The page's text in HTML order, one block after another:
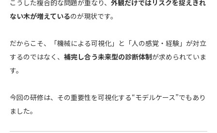
こうした複合的な問題が重なり、 外観だけではリスクを捉えきれ
ない木が増えているのが現状です。
だからこそ、「機械による可視化」と「人の感覚・経験」が対立
するのではなく、 補完し合う未来型の診断体制が求められていま
す。
今回の研修は、その重要性を可視化する“モデルケース”でもあり
ました。